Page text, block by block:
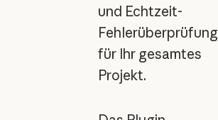
und Echtzeit-
Fehlerüberprüfung
für Ihr gesamtes
Projekt.